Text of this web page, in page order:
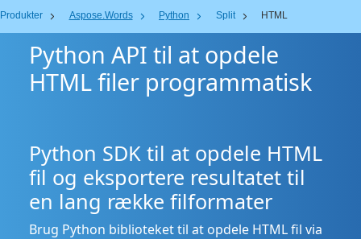
Produkter Aspose.Words Python Split HTML
Python API til at opdele
HTML filer programmatisk
Python SDK til at opdele HTML
fil og eksportere resultatet til
en lang række filformater
Brug Python biblioteket til at opdele HTML fil via